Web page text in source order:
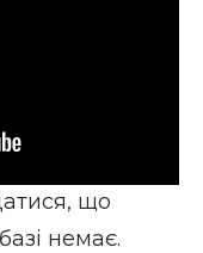
що
немає.